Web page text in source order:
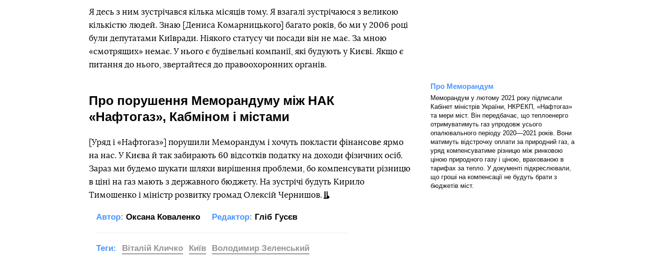
Я десь з ним зустрічався кілька місяців тому. Я взагалі зустрічаюся з великою
кількістю людей. Знаю [Дениса Комарницького] багато років, бо ми у 2006 році
були депутатами Київради. Ніякого статусу чи посади він не має. За мною
«смотрящих» немає. У нього є будівельні компанії, які будують у Києві. Якщо є
питання до нього, звертайтеся до правоохоронних органів.
Про Меморандум
Меморандум у лютому 2021 року підписали
Кабінет міністрів України, НКРЕКП, «Нафтогаз»
та мери міст. Він передбачає, що теплоенерго
отримуватимуть газ упродовж усього
опалювального періоду 2020—2021 років. Вони
матимуть відстрочку оплати за природний газ, а
уряд компенсуватиме різницю між ринковою
ціною природного газу і ціною, врахованою в
тарифах за тепло. У документі підкреслювали,
що гроші на компенсації не будуть брати з
бюджетів міст.
Про порушення Меморандуму між НАК
«Нафтогаз», Кабміном і містами
[Уряд і «Нафтогаз»] порушили Меморандум і хочуть покласти фінансове ярмо
на нас. У Києва й так забирають 60 відсотків податку на доходи фізичних осіб.
Зараз ми будемо шукати шляхи вирішення проблеми, бо компенсувати різницю
в ціні на газ мають з державного бюджету. На зустрічі будуть Кирило
Тимошенко і міністр розвитку громад Олексій Чернишов.
Автор: Оксана Коваленко Редактор: Гліб Гусєв
Теги: Віталій Кличко Київ Володимир Зеленський